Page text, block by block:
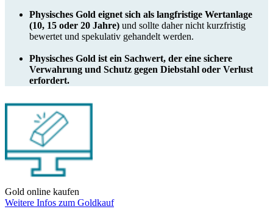
Physisches Gold eignet sich als langfristige Wertanlage
(10, 15 oder 20 Jahre) und sollte daher nicht kurzfristig
bewertet und spekulativ gehandelt werden.
Physisches Gold ist ein Sachwert, der eine sichere
Verwahrung und Schutz gegen Diebstahl oder Verlust
erfordert.
Gold online kaufen
Weitere Infos zum Goldkauf